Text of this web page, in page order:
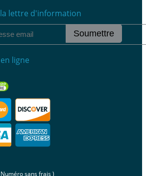
lettre d'information
Soumettre
ligne
sans frais )